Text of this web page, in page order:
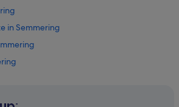
Semmeringbahn
in Semmering